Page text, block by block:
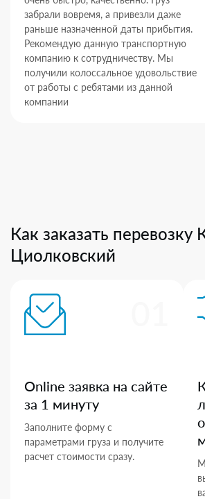
забрали вовремя, а привезли даже
раньше назначенной даты прибытия.
Рекомендую данную транспортную
компанию к сотрудничеству. Мы
получили колоссальное удовольствие
от работы с ребятами из данной
компании
Как заказать перевозку
Циолковский
Online заявка на сайте
за 1 минуту
Заполните форму с
параметрами груза и получите
расчет стоимости сразу.